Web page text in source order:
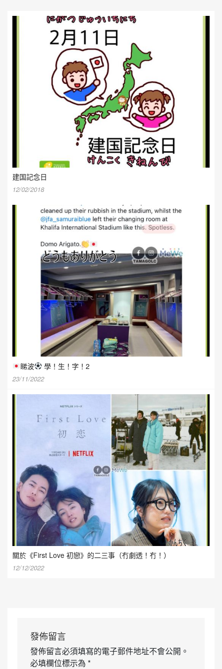
建国記念日
12/02/2018
睇波 學！生！字！2
23/11/2022
關於《First Love 初戀》的二三事（冇劇透！冇！）
12/12/2022
發佈留言
發佈留言必須填寫的電子郵件地址不會公開。
必填欄位標示為 *